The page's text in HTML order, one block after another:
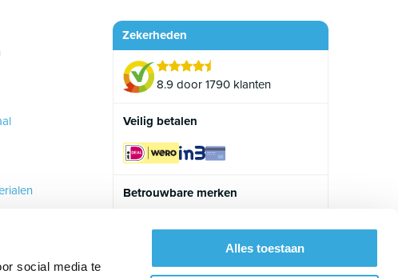
social media te
Alles toestaan
Zekerheden
8.9 door 1790 klanten
Veilig betalen
Betrouwbare merken